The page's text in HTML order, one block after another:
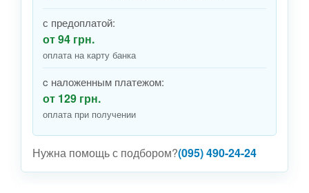
с предоплатой:
от 94 грн.
оплата на карту банка
c наложенным платежом:
от 129 грн.
оплата при получении
Нужна помощь с подбором?(095) 490-24-24